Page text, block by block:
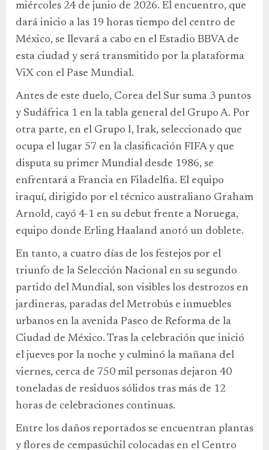
miércoles 24 de junio de 2026. El encuentro, que
dará inicio a las 19 horas tiempo del centro de
México, se llevará a cabo en el Estadio BBVA de
esta ciudad y será transmitido por la plataforma
ViX con el Pase Mundial.
Antes de este duelo, Corea del Sur suma 3 puntos
y Sudáfrica 1 en la tabla general del Grupo A. Por
otra parte, en el Grupo I, Irak, seleccionado que
ocupa el lugar 57 en la clasificación FIFA y que
disputa su primer Mundial desde 1986, se
enfrentará a Francia en Filadelfia. El equipo
iraquí, dirigido por el técnico australiano Graham
Arnold, cayó 4-1 en su debut frente a Noruega,
equipo donde Erling Haaland anotó un doblete.
En tanto, a cuatro días de los festejos por el
triunfo de la Selección Nacional en su segundo
partido del Mundial, son visibles los destrozos en
jardineras, paradas del Metrobús e inmuebles
urbanos en la avenida Paseo de Reforma de la
Ciudad de México. Tras la celebración que inició
el jueves por la noche y culminó la mañana del
viernes, cerca de 750 mil personas dejaron 40
toneladas de residuos sólidos tras más de 12
horas de celebraciones continuas.
Entre los daños reportados se encuentran plantas
y flores de cempasúchil colocadas en el Centro